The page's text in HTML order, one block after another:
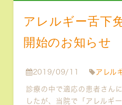
アレルギー舌下
開始のお知らせ
2019/09/11 アレル
診療の中で適応の患者さん
したが、当院で「アレルギ